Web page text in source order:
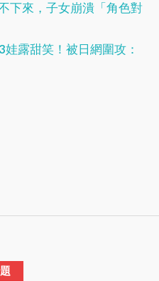
下來，子女崩潰「角色對
露甜笑！被日網圍攻：